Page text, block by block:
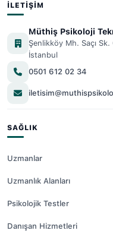
İLETIŞIM
Müthiş Psikoloji
Şenlikköy Mh. Saçı
İstanbul
0501 612 02 34
SAĞLIK
Uzmanlar
Uzmanlık Alanları
Psikolojik Testler
Danışan Hizmetleri